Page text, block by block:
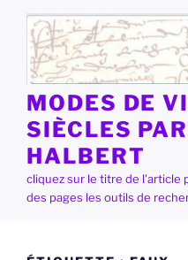
contenu
principal
MODES DE
SIÈCLES
HALBERT
cliquez sur le titre de l'article
des pages les outils de